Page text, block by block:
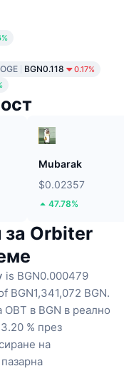
BGN0.118 0.17%
Mubarak
$0.02357
47.78%
Orbiter
is BGN0.000479
BGN1,341,072 BGN.
в BGN в реално
% през
на